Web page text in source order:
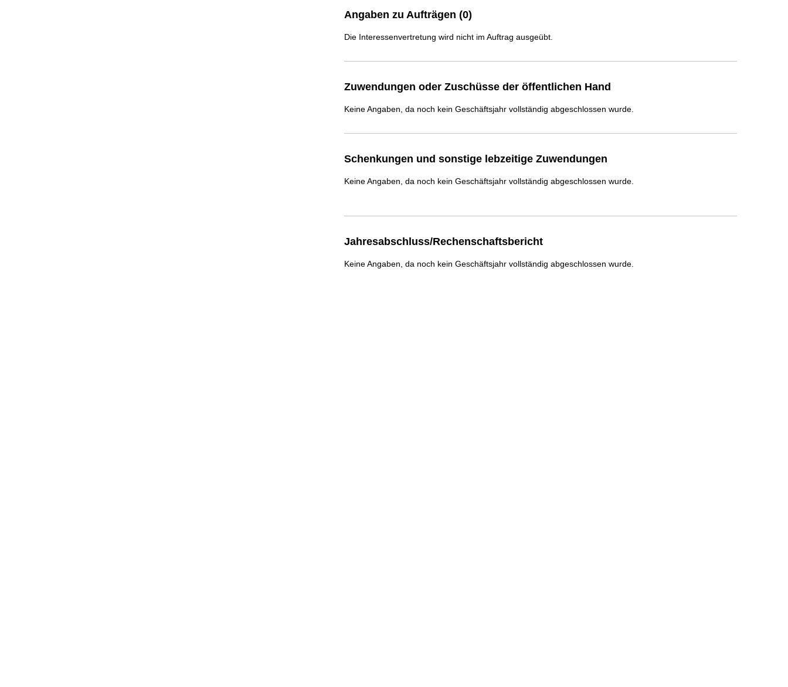
Angaben zu Aufträgen (0)
Die Interessenvertretung wird nicht im Auftrag ausgeübt.
Zuwendungen oder Zuschüsse der öffentlichen Hand
Keine Angaben, da noch kein Geschäftsjahr vollständig abgeschlossen wurde.
Schenkungen und sonstige lebzeitige Zuwendungen
Keine Angaben, da noch kein Geschäftsjahr vollständig abgeschlossen wurde.
Jahresabschluss/Rechenschaftsbericht
Keine Angaben, da noch kein Geschäftsjahr vollständig abgeschlossen wurde.